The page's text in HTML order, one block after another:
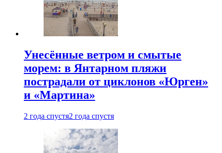
Унесённые ветром и смытые
морем: в Янтарном пляжи
пострадали от циклонов «Юрген»
и «Мартина»
2 года спустя2 года спустя